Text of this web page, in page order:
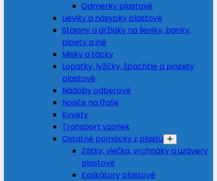
Odmerky plastové
Lieviky a násypky plastové
Stojany a držiaky na lieviky, banky,
pipety a iné
Misky a tácky
Lopatky, lyžičky, špachtle a pinzety
plastové
Nádoby odberové
Nosiče na fľaše
Kyvety
Transport vzoriek
Ostatné pomôcky z plastu
Zátky, viečka, vrchnáky a uzávery
plastové
Exsikátory plastové